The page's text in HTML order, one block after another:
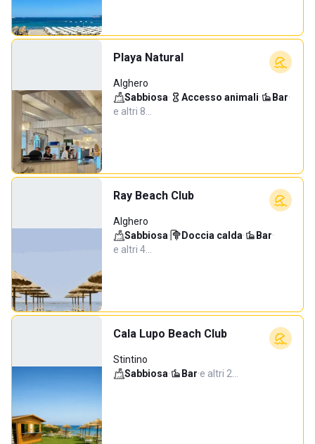
Playa Natural
Alghero
Sabbiosa· Accesso animali· Bar·
e altri 8…
Ray Beach Club
Alghero
Sabbiosa· Doccia calda· Bar·
e altri 4…
Cala Lupo Beach Club
Stintino
Sabbiosa· Bar·e altri 2…